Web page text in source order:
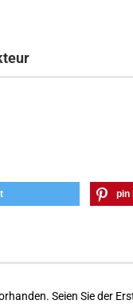
pin
Seien Sie der